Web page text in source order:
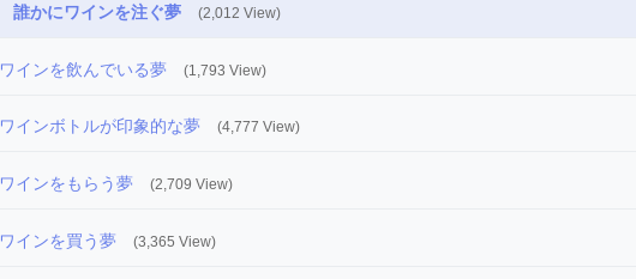
誰かにワインを注ぐ夢 (2,012 View)
ワインを飲んでいる夢 (1,793 View)
ワインボトルが印象的な夢 (4,777 View)
ワインをもらう夢 (2,709 View)
ワインを買う夢 (3,365 View)